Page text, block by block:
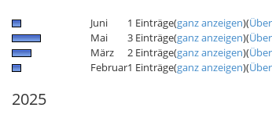
Juni 1 Einträge(ganz anzeigen)(
Mai
3 Einträge(ganz anzeigen)(
März
2 Einträge(ganz anzeigen)(
Februar1 Einträge(ganz anzeigen)(
2025